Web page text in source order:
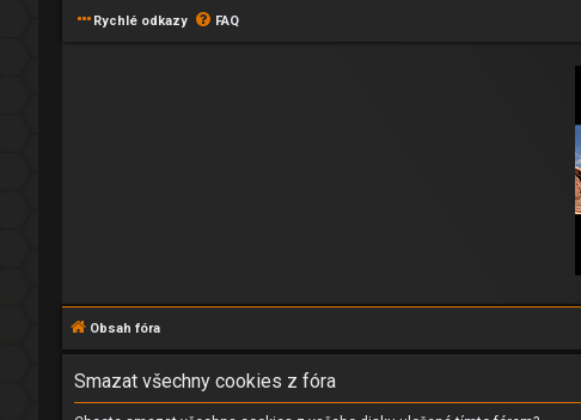
Rychlé odkazy FAQ
Obsah fóra
Smazat všechny cookies z fóra